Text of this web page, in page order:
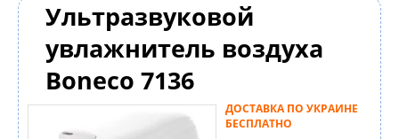
Ультразвуковой
увлажнитель воздуха
Boneco 7136
ДОСТАВКА ПО УКРАИНЕ
БЕСПЛАТНО